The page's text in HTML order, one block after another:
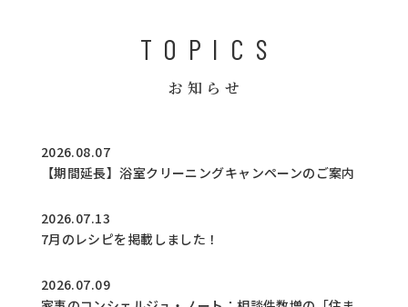
TOPICS
お知らせ
2026.08.07
【期間延長】浴室クリーニングキャンペーンのご案内
2026.07.13
7月のレシピを掲載しました！
2026.07.09